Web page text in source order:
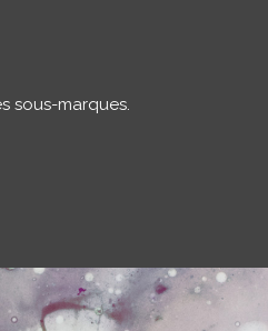
sous-marques.